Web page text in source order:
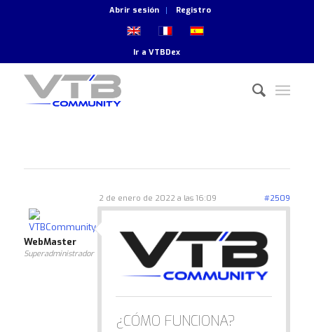
Abrir sesión Registro
Ir aVTBDex
2 de enero de 2022 a las 16:09 #2509
WebMaster
Superadministrador
¿CÓMO FUNCIONA?